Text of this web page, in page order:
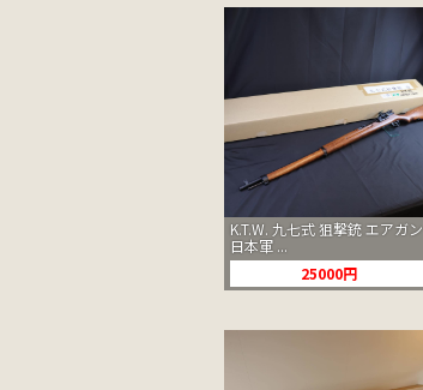
K.T.W. 九七式 狙撃銃 エアガン
日本軍 ...
25000円